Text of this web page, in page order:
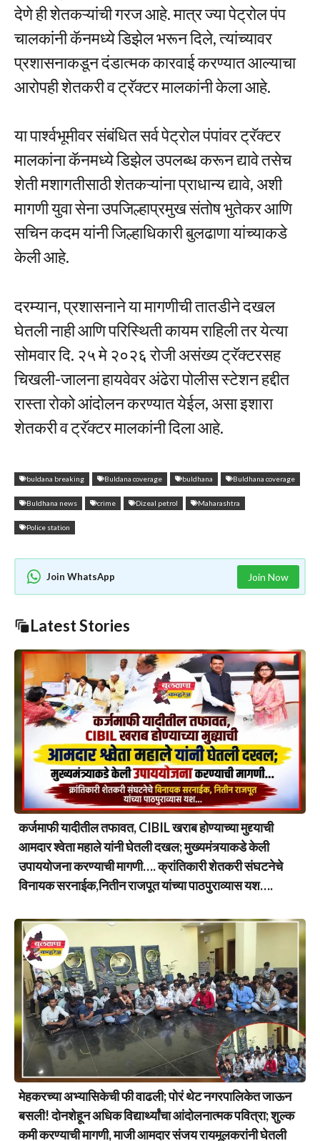
देणे ही शेतकऱ्यांची गरज आहे. मात्र ज्या पेट्रोल पंप
चालकांनी कॅनमध्ये डिझेल भरून दिले, त्यांच्यावर
प्रशासनाकडून दंडात्मक कारवाई करण्यात आल्याचा
आरोपही शेतकरी व ट्रॅक्टर मालकांनी केला आहे.
या पार्श्वभूमीवर संबंधित सर्व पेट्रोल पंपांवर ट्रॅक्टर
मालकांना कॅनमध्ये डिझेल उपलब्ध करून द्यावे तसेच
शेती मशागतीसाठी शेतकऱ्यांना प्राधान्य द्यावे, अशी
मागणी युवा सेना उपजिल्हाप्रमुख संतोष भुतेकर आणि
सचिन कदम यांनी जिल्हाधिकारी बुलढाणा यांच्याकडे
केली आहे.
दरम्यान, प्रशासनाने या मागणीची तातडीने दखल
घेतली नाही आणि परिस्थिती कायम राहिली तर येत्या
सोमवार दि. २५ मे २०२६ रोजी असंख्य ट्रॅक्टरसह
चिखली-जालना हायवेवर अंढेरा पोलीस स्टेशन हद्दीत
रास्ता रोको आंदोलन करण्यात येईल, असा इशारा
शेतकरी व ट्रॅक्टर मालकांनी दिला आहे.
buldana breaking Buldana coverage buldhana Buldhana coverage
Buldhana news crime Dizeal petrol Maharashtra
Police station
Join WhatsApp Join Now
Latest Stories
कर्जमाफी यादीतील तफावत, CIBIL खराब होण्याच्या मुद्द्याची
आमदार श्वेता महाले यांनी घेतली दखल; मुख्यमंत्र्याकडे केली
उपाययोजना करण्याची मागणी…. क्रांतिकारी शेतकरी संघटनेचे
विनायक सरनाईक,नितीन राजपूत यांच्या पाठपुराव्यास यश….
मेहकरच्या अभ्यासिकेची फी वाढली; पोरं थेट नगरपालिकेत जाऊन
बसली! दोनशेहून अधिक विद्यार्थ्यांचा आंदोलनात्मक पवित्रा; शुल्क
कमी करण्याची मागणी, माजी आमदार संजय रायमूलकरांनी घेतली